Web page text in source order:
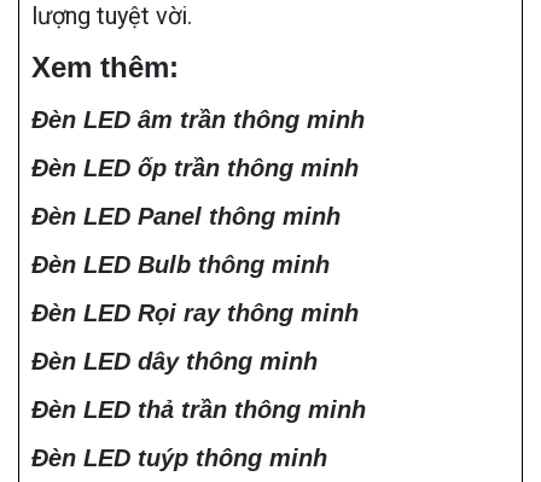
lượng tuyệt vời.
Xem thêm:
Đèn LED âm trần thông minh
Đèn LED ốp trần thông minh
Đèn LED Panel thông minh
Đèn LED Bulb thông minh
Đèn LED Rọi ray thông minh
Đèn LED dây thông minh
Đèn LED thả trần thông minh
Đèn LED tuýp thông minh